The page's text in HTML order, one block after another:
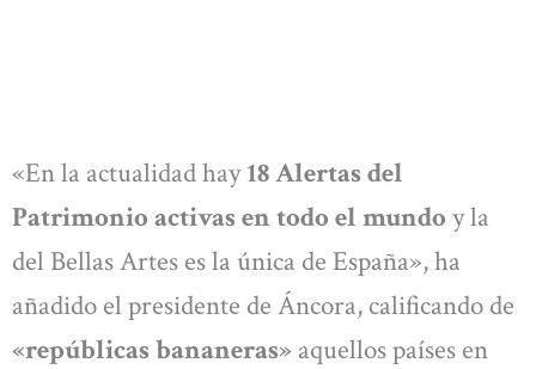
«En la actualidad hay18 Alertas del
Patrimonio activas en todo el mundo y la
del Bellas Artes es la única de España», ha
añadido el presidente de Áncora, calificando de
«repúblicas bananeras» aquellos países en